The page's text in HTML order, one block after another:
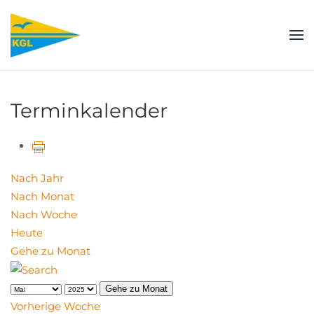
Zum Hauptinhalt springen
Terminkalender
Nach Jahr
Nach Monat
Nach Woche
Heute
Gehe zu Monat
Gehe zu Monat
Vorherige Woche